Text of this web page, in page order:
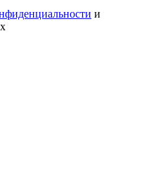
и